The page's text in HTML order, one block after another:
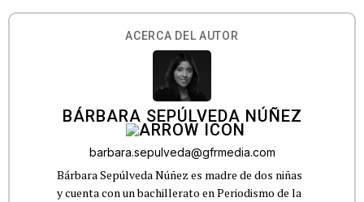
ACERCA DEL AUTOR
BÁRBARA SEPÚLVEDA NÚÑEZ
barbara.sepulveda@gfrmedia.com
Bárbara Sepúlveda Núñez es madre de dos niñas
y cuenta con un bachillerato en Periodismo de la